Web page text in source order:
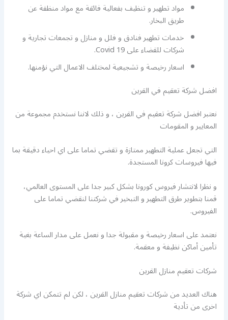
مواد تطهير و تنظيف بفعالية فائقة مع مواد منظفة عن
طريق البخار.
خدمات تطهير فنادق و فلل و منازل و تجمعات تجارية و
شركات للقضاء على Covid 19.
اسعار رخيصة و تشجيعية لمختلف الاعمال التي نؤمنها.
افضل شركة تعقيم في القرين
نعتبر افضل شركة تعقيم في القرين ، و ذلك لاننا نستخدم مجموعة من
المعايير و المقومات
التي تجعل عملية التطهير ممتازة و تقضي تماما على اي احياء دقيقة بما
فيها فيروسات كرونا المستجدة.
و نظرا لانتشار فيروس كورونا بشكل كبير جدا على المستوى العالمي،
قمنا بتطوير طرق التطهير و التبخير في شركتنا لنقضي تماما على
الفيروس.
نعتمد على اسعار رخيصة و مقبولة جدا و نعمل على مدار الساعة بغية
تأمين أماكن نظيفة و معقمة.
شركات تعقيم منازل القرين
هناك العديد من شركات تعقيم منازل القرين ، لكن لم تتمكن اي شركة
اخرى من تأدية